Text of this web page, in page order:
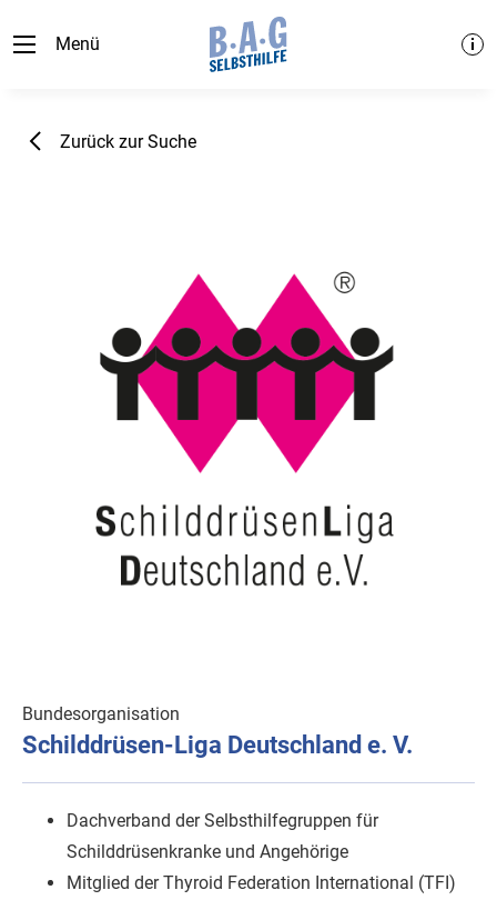
Menü
Zurück zur Suche
Bundesorganisation
Schilddrüsen-Liga Deutschland e. V.
Dachverband der Selbsthilfegruppen für
Schilddrüsenkranke und Angehörige
Mitglied der Thyroid Federation International (TFI)